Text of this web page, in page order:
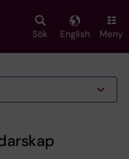
Sök English Meny